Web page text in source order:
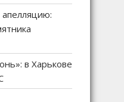
апелляцию:
в Харькове